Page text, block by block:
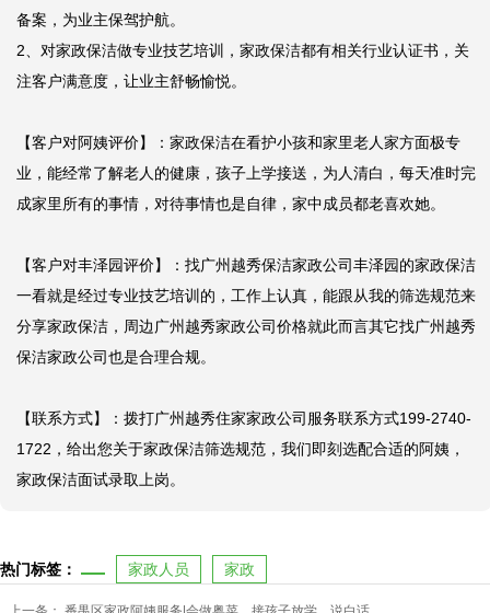
备案，为业主保驾护航。
2、对家政保洁做专业技艺培训，家政保洁都有相关行业认证书，关
注客户满意度，让业主舒畅愉悦。
【客户对阿姨评价】：家政保洁在看护小孩和家里老人家方面极专
业，能经常了解老人的健康，孩子上学接送，为人清白，每天准时完
成家里所有的事情，对待事情也是自律，家中成员都老喜欢她。
【客户对丰泽园评价】：找广州越秀保洁家政公司丰泽园的家政保洁
一看就是经过专业技艺培训的，工作上认真，能跟从我的筛选规范来
分享家政保洁，周边广州越秀家政公司价格就此而言其它找广州越秀
保洁家政公司也是合理合规。
【联系方式】：拨打广州越秀住家家政公司服务联系方式199-2740-
1722，给出您关于家政保洁筛选规范，我们即刻选配合适的阿姨，
家政保洁面试录取上岗。
热门标签： 家政人员 家政